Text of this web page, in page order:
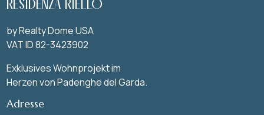
by Realty Dome USA
VAT ID 82-3423902
Exklusives Wohnprojekt im
Herzen von Padenghe del Garda.
Adresse